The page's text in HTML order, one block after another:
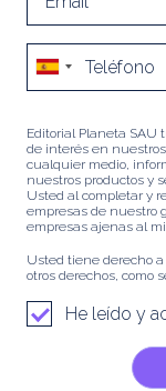
Editorial Planeta SAU
de interés en
cualquier medio,
nuestros productos y
Usted al completar y
empresas de nuestro
empresas ajenas al
Usted tiene derecho a
otros derechos, como
He leído y